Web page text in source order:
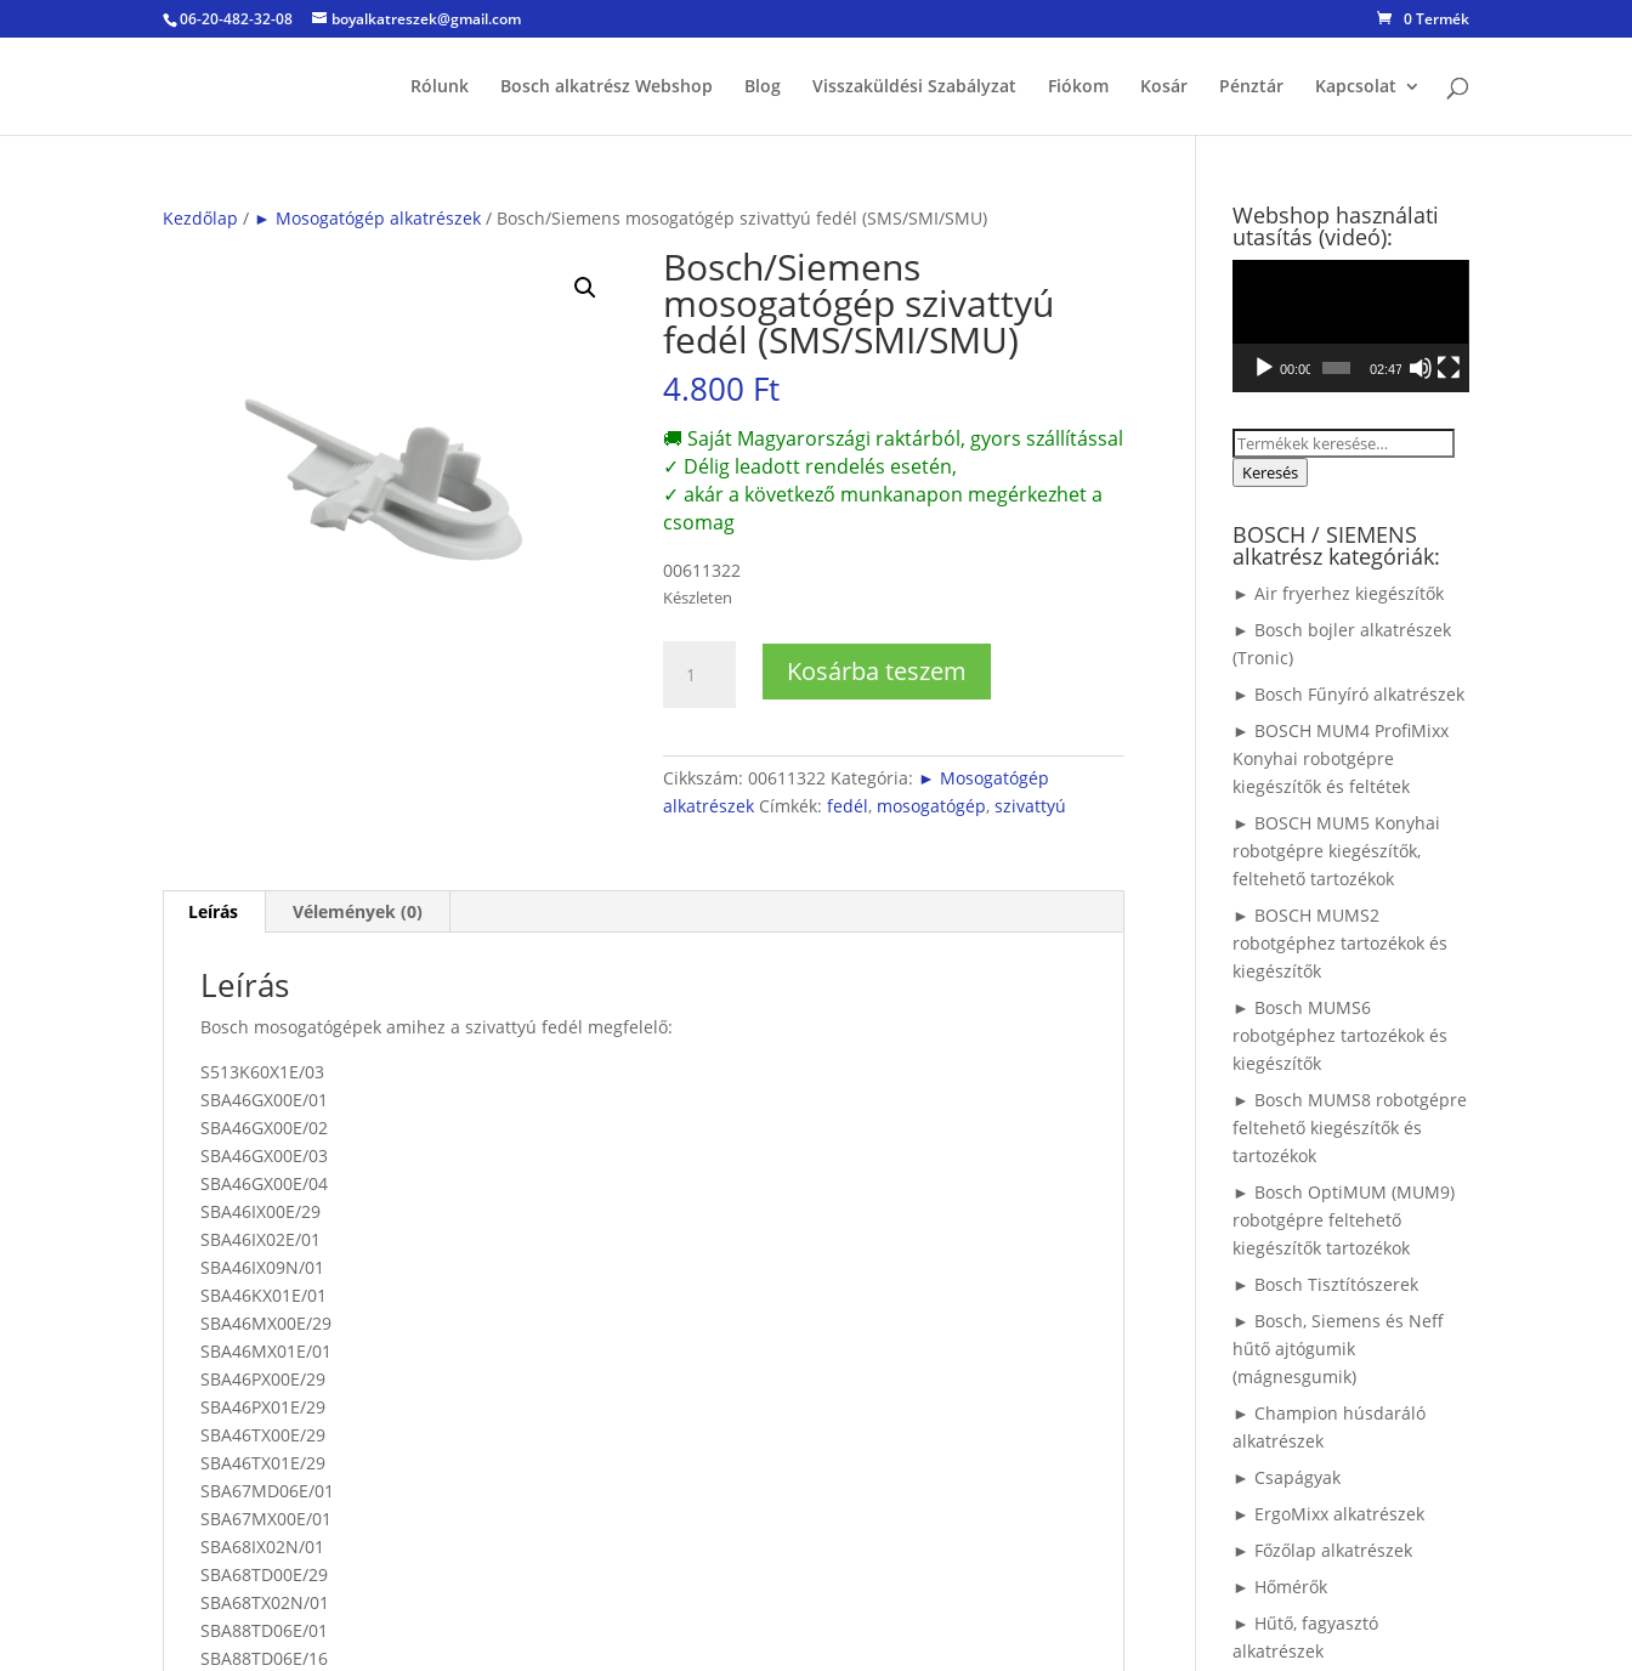
06-20-482-32-08 boyalkatreszek@gmail.com 0 Termék
Rólunk Bosch alkatrész Webshop Blog Visszaküldési Szabályzat Fiókom Kosár Pénztár Kapcsolat
Kezdőlap / ► Mosogatógép alkatrészek / Bosch/Siemens mosogatógép szivattyú fedél (SMS/SMI/SMU)
Bosch/Siemens
mosogatógép szivattyú
fedél (SMS/SMI/SMU)
4.800 Ft
🚚 Saját Magyarországi raktárból, gyors szállítással
✓ Délig leadott rendelés esetén,
✓ akár a következő munkanapon megérkezhet a
csomag
00611322
Készleten
mosogatógép
(SMS/SMI/SMU)
mennyiség
Kosárba teszem
Cikkszám:00611322 Kategória: ► Mosogatógép
alkatrészek Címkék:fedél, mosogatógép,szivattyú
Leírás Vélemények (0)
Leírás
Bosch mosogatógépek amihez a szivattyú fedél megfelelő:
S513K60X1E/03
SBA46GX00E/01
SBA46GX00E/02
SBA46GX00E/03
SBA46GX00E/04
SBA46IX00E/29
SBA46IX02E/01
SBA46IX09N/01
SBA46KX01E/01
SBA46MX00E/29
SBA46MX01E/01
SBA46PX00E/29
SBA46PX01E/29
SBA46TX00E/29
SBA46TX01E/29
SBA67MD06E/01
SBA67MX00E/01
SBA68IX02N/01
SBA68TD00E/29
SBA68TX02N/01
SBA88TD06E/01
SBA88TD06E/16
Webshop használati
utasítás (videó):
00:00 02:47
Keresés
Keresés
BOSCH / SIEMENS
alkatrész kategóriák:
► Air fryerhez kiegészítők
► Bosch bojler alkatrészek
(Tronic)
► Bosch Fűnyíró alkatrészek
► BOSCH MUM4 ProfiMixx
Konyhai robotgépre
kiegészítők és feltétek
► BOSCH MUM5 Konyhai
robotgépre kiegészítők,
feltehető tartozékok
► BOSCH MUMS2
robotgéphez tartozékok és
kiegészítők
► Bosch MUMS6
robotgéphez tartozékok és
kiegészítők
► Bosch MUMS8 robotgépre
feltehető kiegészítők és
tartozékok
► Bosch OptiMUM (MUM9)
robotgépre feltehető
kiegészítők tartozékok
► Bosch Tisztítószerek
► Bosch, Siemens és Neff
hűtő ajtógumik
(mágnesgumik)
► Champion húsdaráló
alkatrészek
► Csapágyak
► ErgoMixx alkatrészek
► Főzőlap alkatrészek
► Hőmérők
► Hűtő, fagyasztó
alkatrészek